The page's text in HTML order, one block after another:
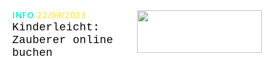
INFO 22/09/2023
Kinderleicht:
Zauberer online
buchen